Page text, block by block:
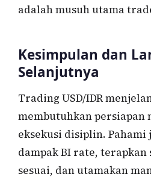
adalah musuh utama
Kesimpulan dan
Selanjutnya
Trading USD/IDR
membutuhkan persiapan
eksekusi disiplin. Pahami
dampak BI rate,
sesuai, dan utamakan